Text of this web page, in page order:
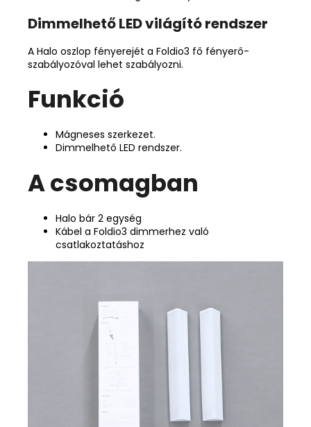
Dimmelhető LED világító rendszer
A Halo oszlop fényerejét a Foldio3 fő fényerő-
szabályozóval lehet szabályozni.
Funkció
Mágneses szerkezet.
Dimmelhető LED rendszer.
A csomagban
Halo bár 2 egység
Kábel a Foldio3 dimmerhez való
csatlakoztatáshoz